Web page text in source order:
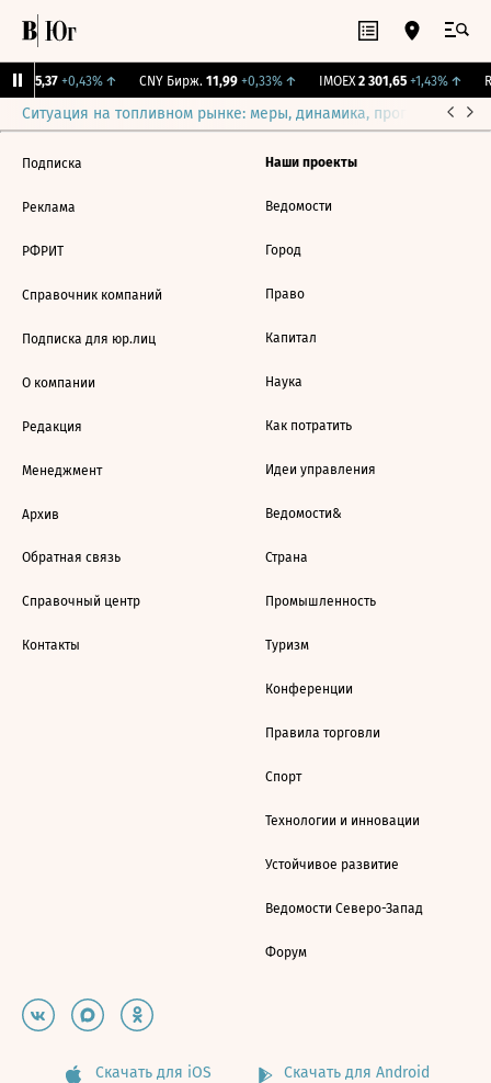
115,37 +0,43%↑ CNY Бирж. 11,99 +0,33%↑ IMOEX 2 301,65 +1,43%↑
Ситуация на топливном рынке: меры, динамика, прогнозы
Подписка
Реклама
РФРИТ
Справочник компаний
Подписка для юр.лиц
О компании
Редакция
Менеджмент
Архив
Обратная связь
Справочный центр
Контакты
Наши проекты
Ведомости
Город
Право
Капитал
Наука
Как потратить
Идеи управления
Ведомости&
Страна
Промышленность
Туризм
Конференции
Правила торговли
Спорт
Технологии и инновации
Устойчивое развитие
Ведомости Северо-Запад
Форум
Скачать для iOS Скачать для Android